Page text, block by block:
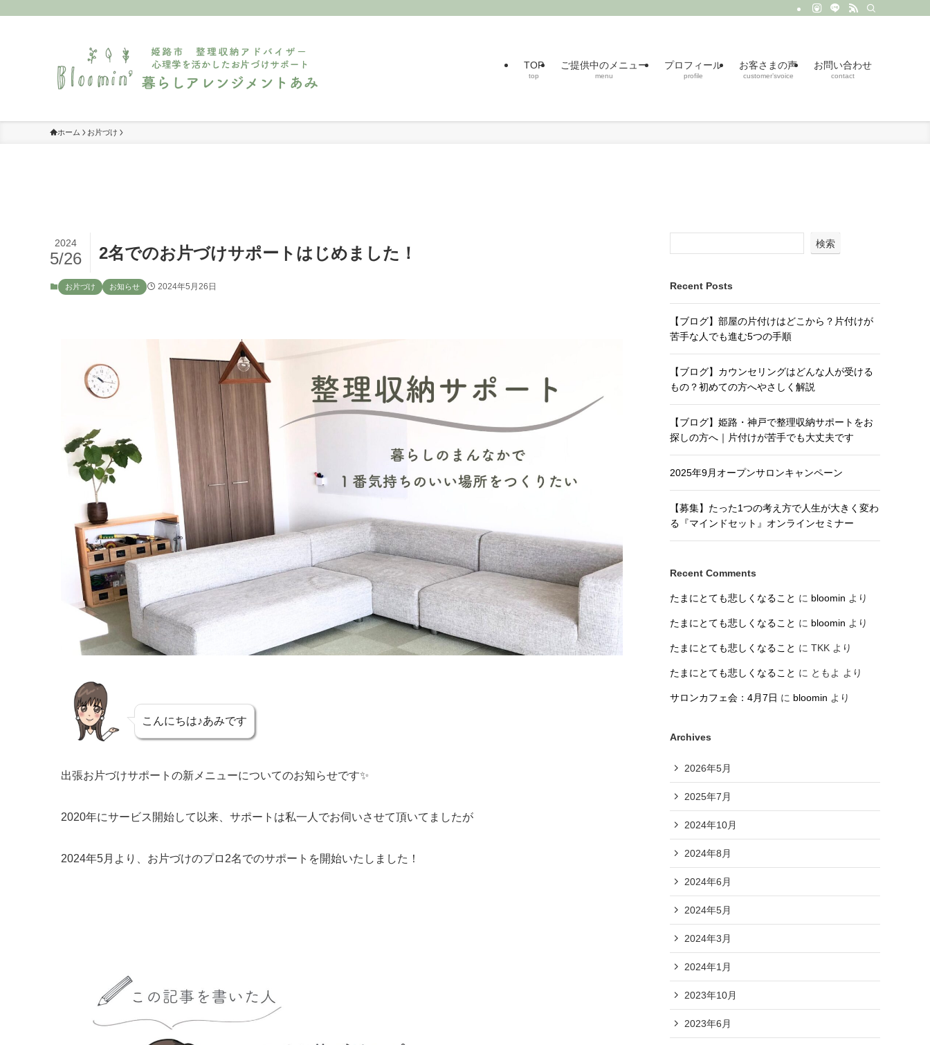
TOP
top
ご提供中のメニュー
menu
プロフィール
profile
お客さまの声
customer’svoice
お問い合わせ
contact
ホーム お片づけ
2名でのお片づけサポートはじめました！
2024
5/26
お片づけ お知らせ 2024年5月26日
こんにちは♪あみです
出張お片づけサポートの新メニューについてのお知らせです✨
2020年にサービス開始して以来、サポートは私一人でお伺いさせて頂いてましたが
2024年5月より、お片づけのプロ2名でのサポートを開始いたしました！
検索
Recent Posts
【ブログ】部屋の片付けはどこから？片付けが
苦手な人でも進む5つの手順
【ブログ】カウンセリングはどんな人が受ける
もの？初めての方へやさしく解説
【ブログ】姫路・神戸で整理収納サポートをお
探しの方へ｜片付けが苦手でも大丈夫です
2025年9月オープンサロンキャンペーン
【募集】たった1つの考え方で人生が大きく変わ
る『マインドセット』オンラインセミナー
Recent Comments
たまにとても悲しくなること に bloomin より
たまにとても悲しくなること に bloomin より
たまにとても悲しくなること に TKK より
たまにとても悲しくなること に ともよ より
サロンカフェ会：4月7日 に bloomin より
Archives
2026年5月
2025年7月
2024年10月
2024年8月
2024年6月
2024年5月
2024年3月
2024年1月
2023年10月
2023年6月